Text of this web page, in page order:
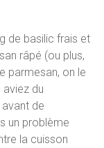
de basilic frais et
râpé (ou plus,
parmesan, on le
aviez du
de
un problème
la cuisson